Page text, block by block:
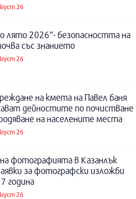
26
лято 2026“- безопасността на
със знанието
26
на кмета на Павел баня
дейностите по почистване
на населените места
26
фотографията в Казанлък
за фотографски изложби
година
26